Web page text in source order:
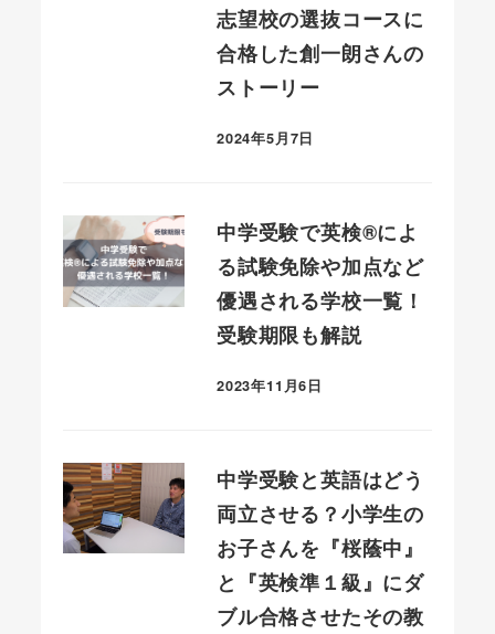
志望校の選抜コースに
合格した創一朗さんの
ストーリー
投稿日
2024年5月7日
中学受験で英検®によ
る試験免除や加点など
優遇される学校一覧！
受験期限も解説
投稿日
2023年11月6日
中学受験と英語はどう
両立させる？小学生の
お子さんを『桜蔭中』
と『英検準１級』にダ
ブル合格させたその教